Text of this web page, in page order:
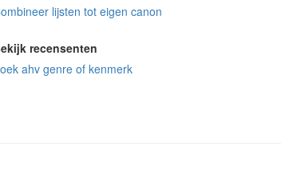
lijsten tot eigen canon
recensenten
ahv genre of kenmerk